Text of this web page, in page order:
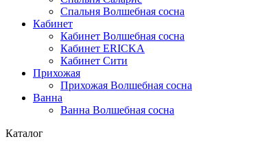
Спальня Волшебная сосна
Кабинет
Кабинет Волшебная сосна
Кабинет ERICKA
Кабинет Сити
Прихожая
Прихожая Волшебная сосна
Ванна
Ванна Волшебная сосна
Каталог